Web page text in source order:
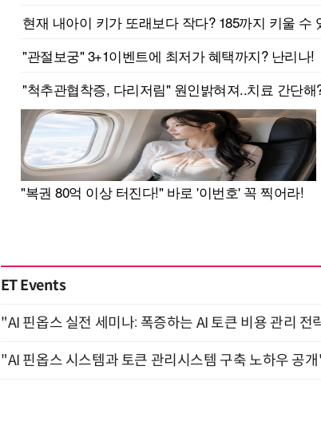
ET Events
"AI 핀옵스 실전 세미나: 폭증하는 AI 토큰 비용 관리 전
"AI 핀옵스 시스템과 토큰 관리시스템 구축 노하우 공